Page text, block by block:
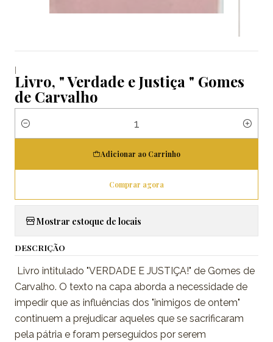
|
Livro, " Verdade e Justiça " Gomes
de Carvalho
Quantidade
Adicionar ao Carrinho
Comprar agora
Mostrar estoque de locais
DESCRIÇÃO
Livro intitulado "VERDADE E JUSTIÇA!" de Gomes de
Carvalho. O texto na capa aborda a necessidade de
impedir que as influências dos "inimigos de ontem"
continuem a prejudicar aqueles que se sacrificaram
pela pátria e foram perseguidos por serem